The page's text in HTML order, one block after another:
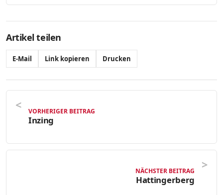
Artikel teilen
E-Mail Link kopieren Drucken
VORHERIGER BEITRAG
Inzing
NÄCHSTER BEITRAG
Hattingerberg